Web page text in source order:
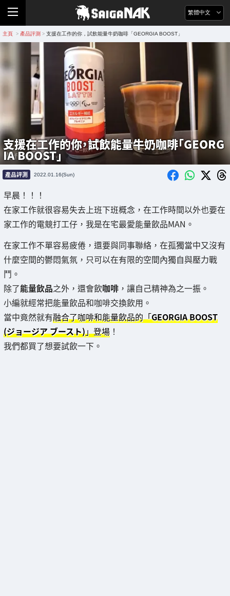
繁體中文
主頁 > 產品評測 > 支援在工作的你，試飲能量牛奶咖啡「GEORGIA BOOST」
支援在工作的你，試飲能量牛奶咖啡「GEORG
IA BOOST」
產品評測 2022.01.16(Sun)
早晨！！！
在家工作就很容易失去上班下班概念，在工作時間以外也要在
家工作的電競打工仔，我是在宅最愛能量飲品MAN。
在家工作不單容易疲倦，還要與同事聯絡，在孤獨當中又沒有
什麼空間的鬱悶氣氛，只可以在有限的空間內獨自與壓力戰
鬥。
除了能量飲品之外，還會飲咖啡 ，讓自己精神為之一振。
小編就經常把能量飲品和咖啡交換飲用。
當中竟然就有融合了咖啡和能量飲品的「GEORGIA BOOST
(ジョージア ブースト)」登場 ！
我們都買了想要試飲一下。